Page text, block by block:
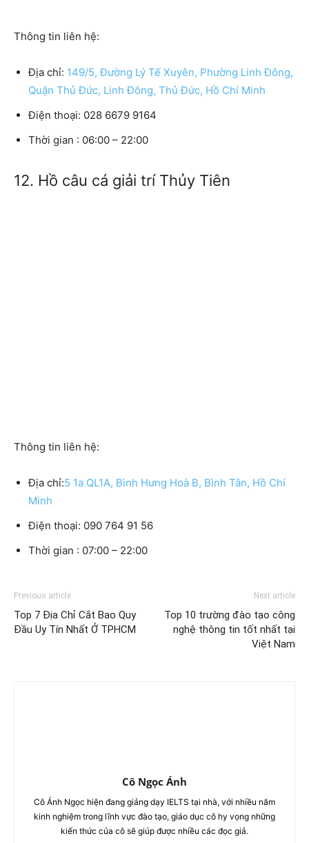
Thông tin liên hệ:
Địa chỉ: 149/5, Đường Lý Tế Xuyên, Phường Linh Đông,
Quận Thủ Đức, Linh Đông, Thủ Đức, Hồ Chí Minh
Điện thoại: 028 6679 9164
Thời gian : 06:00 – 22:00
12. Hồ câu cá giải trí Thủy Tiên
Thông tin liên hệ:
Địa chỉ:5 1a QL1A, Bình Hưng Hoà B, Bình Tân, Hồ Chí
Minh
Điện thoại: 090 764 91 56
Thời gian : 07:00 – 22:00
Previous article
Top 7 Địa Chỉ Cắt Bao Quy
Đầu Uy Tín Nhất Ở TPHCM
Next article
Top 10 trường đào tạo công
nghệ thông tin tốt nhất tại
Việt Nam
Cô Ngọc Ánh
Cô Ánh Ngọc hiện đang giảng dạy IELTS tại nhà, với nhiều năm
kinh nghiệm trong lĩnh vực đào tạo, giáo dục cô hy vọng những
kiến thức của cô sẽ giúp được nhiều các đọc giả.